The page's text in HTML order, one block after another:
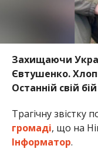
Захищаючи
Євтушенко.
Останній свій
Трагічну звістку
громаді, що на
Інформатор.